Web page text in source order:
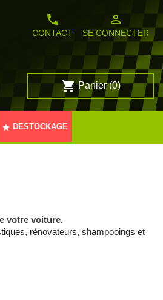
phone
CONTACT
person_outline
SE CONNECTER
shopping_cart Panier (0)
star DESTOCKAGE
votre voiture.
rénovateurs, shampooings et